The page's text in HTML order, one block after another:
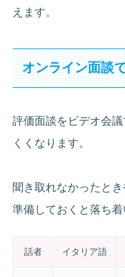
えます。
オンライン面談
評価面談をビデオ会
くくなります。
聞き取れなかったと
準備しておくと落ち着
話者 イタリア語